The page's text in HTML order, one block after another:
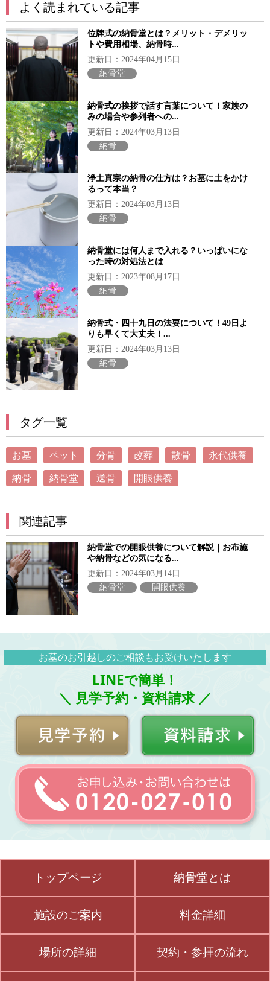
よく読まれている記事
位牌式の納骨堂とは？メリット・デメリッ
トや費用相場、納骨時...
更新日：2024年04月15日
納骨堂
納骨式の挨拶で話す言葉について！家族の
みの場合や参列者への...
更新日：2024年03月13日
納骨
浄土真宗の納骨の仕方は？お墓に土をかけ
るって本当？
更新日：2024年03月13日
納骨
納骨堂には何人まで入れる？いっぱいにな
った時の対処法とは
更新日：2023年08月17日
納骨
納骨式・四十九日の法要について！49日よ
りも早くて大丈夫！...
更新日：2024年03月13日
納骨
タグ一覧
お墓 ペット 分骨 改葬 散骨 永代供養
納骨 納骨堂 送骨 開眼供養
関連記事
納骨堂での開眼供養について解説｜お布施
や納骨などの気になる...
更新日：2024年03月14日
納骨堂
開眼供養
お墓のお引越しのご相談もお受けいたします
LINEで簡単！
＼ 見学予約・資料請求 ／
トップページ 納骨堂とは
施設のご案内 料金詳細
場所の詳細 契約・参拝の流れ